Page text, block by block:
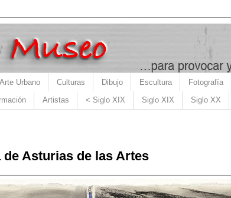
Arte Urbano Culturas Dibujo Escultura Fotografía
Artistas < Siglo XIX Siglo XIX Siglo XX
Asturias de las Artes